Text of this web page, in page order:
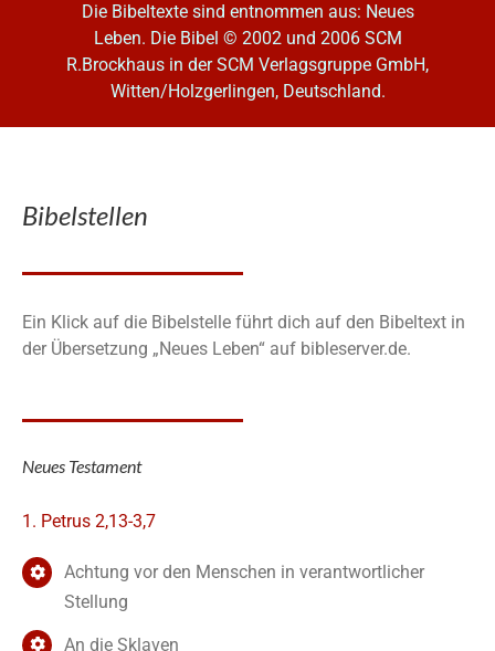
Die Bibeltexte sind entnommen aus: Neues
Leben. Die Bibel © 2002 und 2006 SCM
R.Brockhaus in der SCM Verlagsgruppe GmbH,
Witten/Holzgerlingen, Deutschland.
Bibelstellen
Ein Klick auf die Bibelstelle führt dich auf den Bibeltext in
der Übersetzung „Neues Leben“ auf bibleserver.de.
Neues Testament
1. Petrus 2,13-3,7
Achtung vor den Menschen in verantwortlicher
Stellung
An die Sklaven